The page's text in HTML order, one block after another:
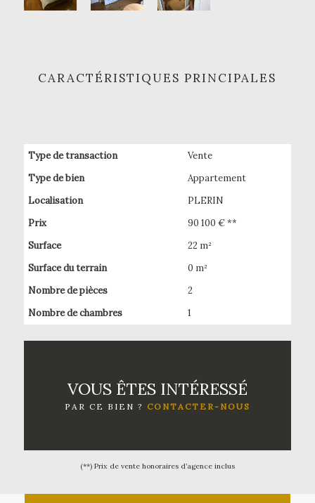
CARACTÉRISTIQUES PRINCIPALES
Type de transaction
Vente
Type de bien
Appartement
Localisation
PLERIN
Prix
90 100 € **
Surface
22 m²
Surface du terrain
0 m²
Nombre de pièces
2
Nombre de chambres
1
VOUS ÊTES INTÉRESSÉ
PAR CE BIEN ? CONTACTER-NOUS
(**) Prix de vente honoraires d’agence inclus